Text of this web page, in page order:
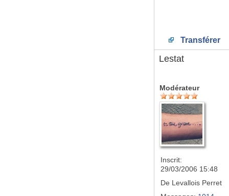
Transférer
Lestat
Modérateur
Inscrit:
29/03/2006 15:48
De Levallois Perret